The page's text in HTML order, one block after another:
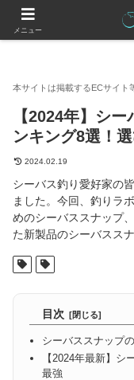
釣りラボマガジン
【2024年】シ
ンキング8選！
2024.02.19
シーバス釣り愛好家の
ました。今回、釣りラ
めのシーバススナップ
た新製品のシーバスス
目次
シーバススナップ
【2024年最新】シ
最強
メニュー